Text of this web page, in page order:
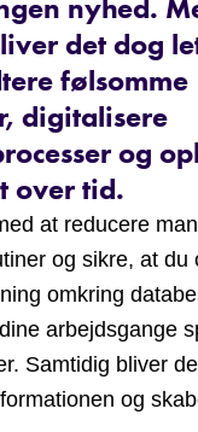
nyhed.
det dog
følsomme
digitalisere
og
over tid.
at reducere
og sikre, at du
omkring
arbejdsgange
Samtidig bliver
og